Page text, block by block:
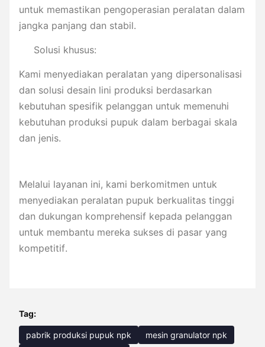
untuk memastikan pengoperasian peralatan dalam
jangka panjang dan stabil.
Solusi khusus:
Kami menyediakan peralatan yang dipersonalisasi
dan solusi desain lini produksi berdasarkan
kebutuhan spesifik pelanggan untuk memenuhi
kebutuhan produksi pupuk dalam berbagai skala
dan jenis.
Melalui layanan ini, kami berkomitmen untuk
menyediakan peralatan pupuk berkualitas tinggi
dan dukungan komprehensif kepada pelanggan
untuk membantu mereka sukses di pasar yang
kompetitif.
Tag:
pabrik produksi pupuk npk
mesin granulator npk